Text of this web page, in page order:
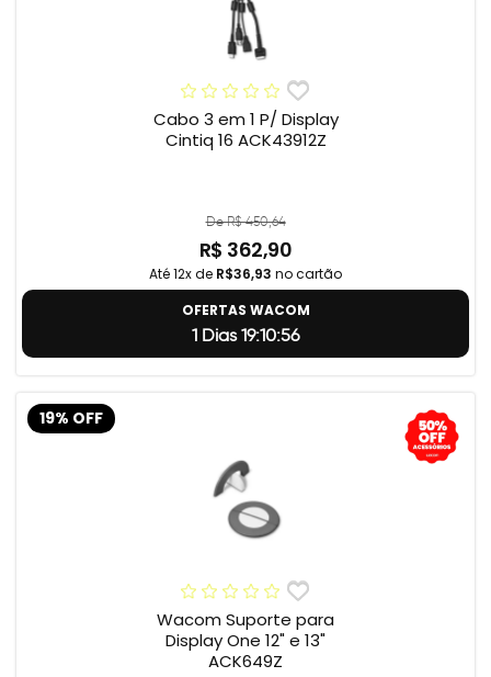
Cabo 3 em 1 P/ Display
Cintiq 16 ACK43912Z
De R$ 450,64
R$ 362,90
Até 12x de R$36,93 no cartão
OFERTAS WACOM
1 Dias 19:10:55
19% OFF
Wacom Suporte para
Display One 12" e 13"
ACK649Z